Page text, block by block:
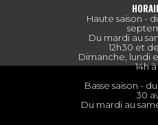
Haute saison -
Du mardi au
12h30 et
Dimanche, lundi
14h
Basse saison -
30
Du mardi au